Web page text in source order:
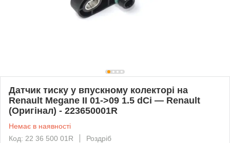
Датчик тиску у впускному колекторі на
Renault Megane II 01->09 1.5 dCi — Renault
(Оригінал) - 223650001R
Немає в наявності
Код: 22 36 500 01R
Роздріб